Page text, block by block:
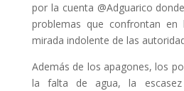
por la cuenta @Adguarico
problemas que confrontan en
mirada indolente de las
Además de los apagones, los
la falta de agua, la